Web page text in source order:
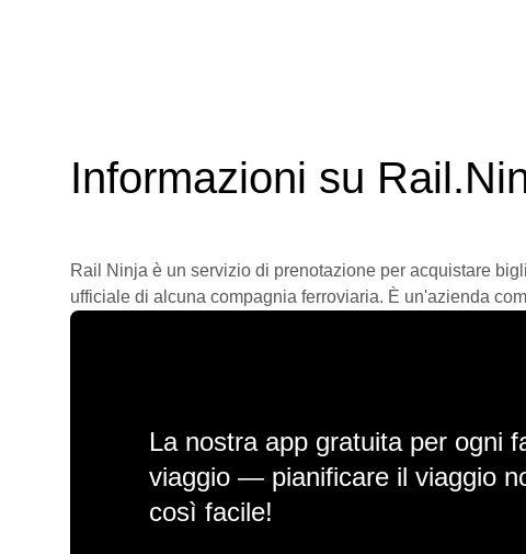
Informazioni su
Rail Ninja è un servizio di prenotazione per acquistare
ufficiale di alcuna compagnia ferroviaria. È un'azienda
La nostra app gratuita per ogni
viaggio — pianificare il viaggio
così facile!